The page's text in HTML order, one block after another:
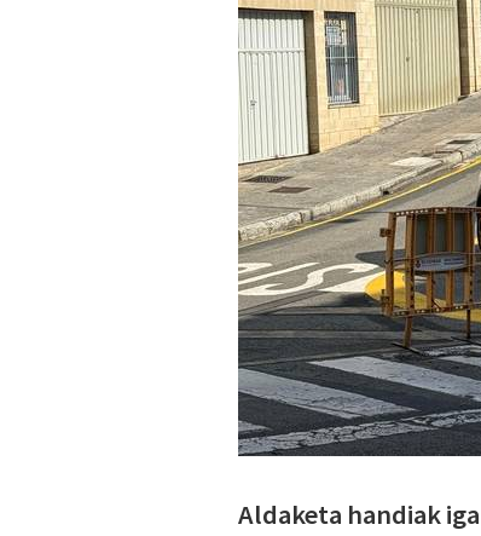
Aldaketa handiak